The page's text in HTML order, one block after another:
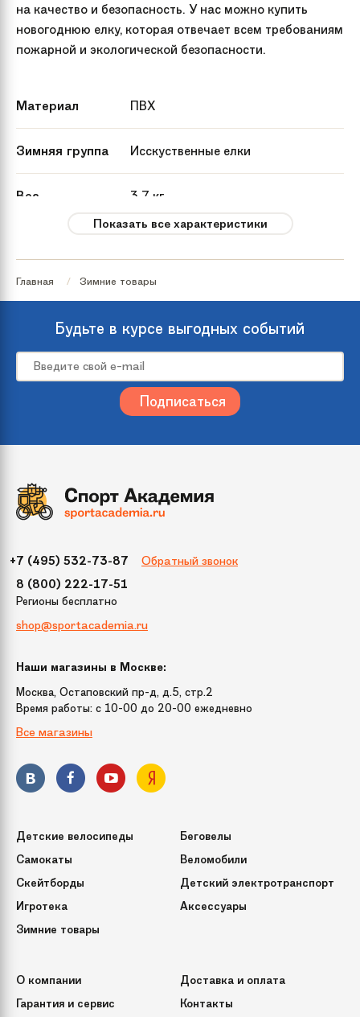
на качество и безопасность. У нас можно купить
новогоднюю елку, которая отвечает всем требованиям
пожарной и экологической безопасности.
Материал ПВХ
Зимняя группа Исскуственные елки
Вес 3.7 кг
производителя
Страна
происхождения
Россия
Размер 120
Зеленый
Бренд Crystal Trees
Модель Триумфальная с шишками
Диаметр нижнего
яруса
Тип крепления
веток
вставные (крючок)
Способ фиксации
Кол-во веток
233
Срок службы
Показать все характеристики
Главная Зимние товары
Будьте в курсе выгодных событий
+7 (495) 532-73-87 Обратный звонок
8 (800) 222-17-51
Регионы бесплатно
shop@sportacademia.ru
Наши магазины в Москве:
Москва, Остаповский пр-д, д.5, стр.2
Время работы: c 10-00 до 20-00 ежедневно
Все магазины
Детские велосипеды
Беговелы
Самокаты
Веломобили
Скейтборды
Детский электротранспорт
Игротека
Аксессуары
Зимние товары
О компании
Доставка и оплата
Гарантия и сервис
Контакты